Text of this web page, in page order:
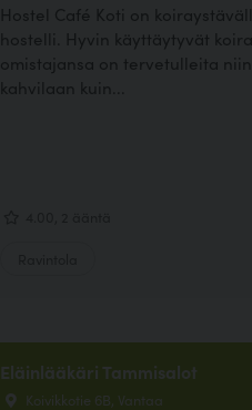
Hostel Café Koti on
hostelli. Hyvin käyttäytyvät
omistajansa on tervetulleita
kahvilaan kuin...
Eläinlääkäri Tammisalot
Koivikkotie 6B, Vantaa